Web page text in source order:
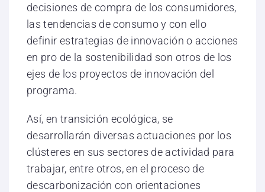
decisiones de compra de los consumidores,
las tendencias de consumo y con ello
definir estrategias de innovación o acciones
en pro de la sostenibilidad son otros de los
ejes de los proyectos de innovación del
programa.
Así, en transición ecológica, se
desarrollarán diversas actuaciones por los
clústeres en sus sectores de actividad para
trabajar, entre otros, en el proceso de
descarbonización con orientaciones